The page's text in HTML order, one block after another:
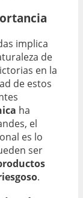
implica
de
en la
de estos
ha
el
es lo
ser
.